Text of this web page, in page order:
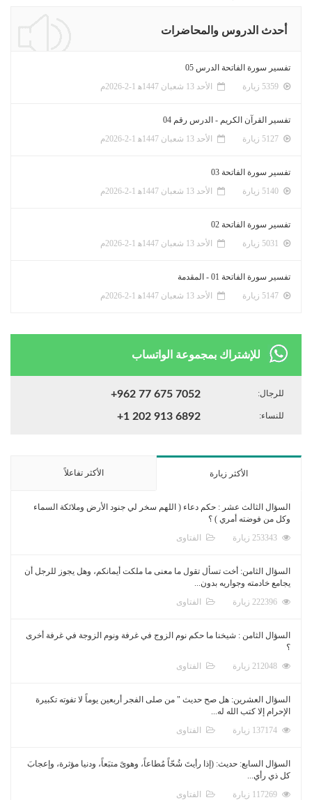
أحدث الدروس والمحاضرات
تفسير سورة الفاتحة الدرس 05
الأحد 13 شعبان 1447ﻫ 1-2-2026م
تفسير القرآن الكريم - الدرس رقم 04
الأحد 13 شعبان 1447ﻫ 1-2-2026م
تفسير سورة الفاتحة 03
الأحد 13 شعبان 1447ﻫ 1-2-2026م
تفسير سورة الفاتحة 02
الأحد 13 شعبان 1447ﻫ 1-2-2026م
تفسير سورة الفاتحة 01 - المقدمة
الأحد 13 شعبان 1447ﻫ 1-2-2026م
للإشتراك بمجموعة الواتساب
للرجال: +962 77 675 7052
للنساء: +1 202 913 6892
الأكثر زيارة الأكثر تفاعلاً
السؤال الثالث عشر : حكم دعاء ( اللهم سخر لي جنود الأرض وملائكة السماء
وكل من فوضته أمري ) ؟
الفتاوى
السؤال الثامن: أخت تسأل تقول ما معنى ما ملكت أيمانكم، وهل يجوز للرجل أن
يجامع خادمته وجواريه بدون...
الفتاوى
السؤال الثامن : شيخنا ما حكم نوم الزوج في غرفة ونوم الزوجة في غرفة أخرى
؟
الفتاوى
السؤال العشرين: هل صح حديث " من صلى الفجر أربعين يوماً لا تفوته تكبيرة
الإحرام إلا كتب الله له...
الفتاوى
السؤال السابع: حديث: (إذا رأيتَ شُحّاً مُطاعاً، وهوىً متبَعاً، ودنيا مؤثرة، وإعجابَ
كل ذي رأي...
الفتاوى